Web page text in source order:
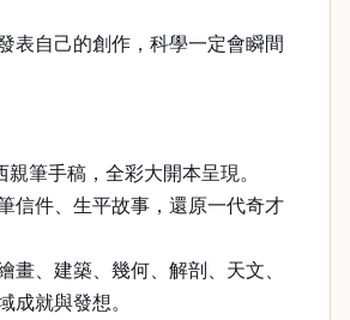
表自己的創作，科學一定會瞬間
筆手稿，全彩大開本呈現。
信件、生平故事，還原一代奇才
、建築、幾何、解剖、天文、
就與發想。